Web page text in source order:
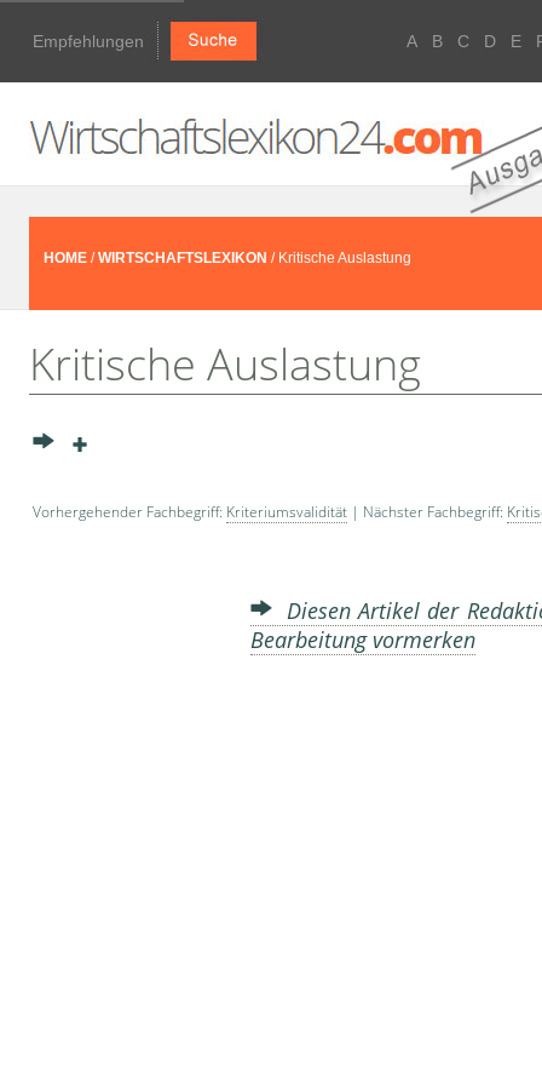
Empfehlungen A B C D E
HOME /WIRTSCHAFTSLEXIKON / Kritische Auslastung
Kritische Auslastung
Vorhergehender Fachbegriff: Kriteriumsvalidität | Nächster Fachbegriff:
Diesen Artikel der
Bearbeitung vormerken